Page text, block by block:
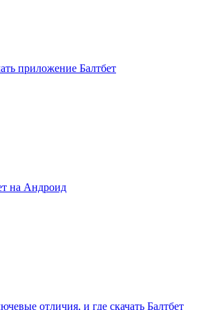
приложение Балтбет
на Андроид
отличия, и где скачать Балтбет